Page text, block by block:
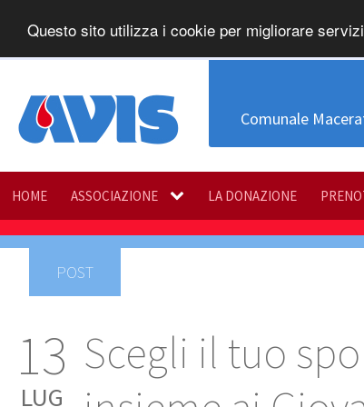
Questo sito utilizza i cookie per migliorare
Comunale
HOME ASSOCIAZIONE LA DONAZIONE
POST
13
LUG
Scegli il tuo